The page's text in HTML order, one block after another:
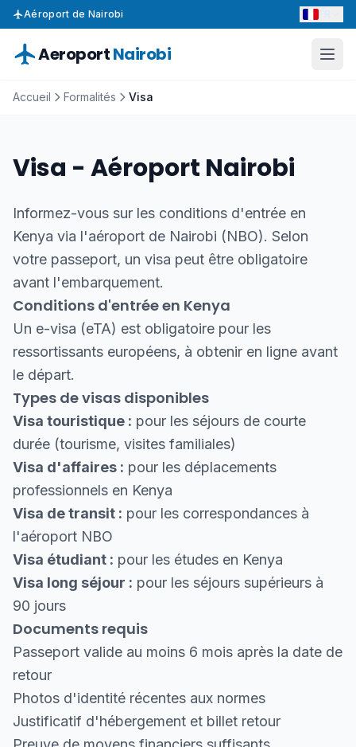
Aéroport de Nairobi
AeroportNairobi
Accueil Formalités Visa
Visa - Aéroport Nairobi
Informez-vous sur les conditions d'entrée en
Kenya via l'aéroport de Nairobi (NBO). Selon
votre passeport, un visa peut être obligatoire
avant l'embarquement.
Conditions d'entrée en Kenya
Un e-visa (eTA) est obligatoire pour les
ressortissants européens, à obtenir en ligne avant
le départ.
Types de visas disponibles
Visa touristique : pour les séjours de courte
durée (tourisme, visites familiales)
Visa d'affaires : pour les déplacements
professionnels en Kenya
Visa de transit : pour les correspondances à
l'aéroport NBO
Visa étudiant : pour les études en Kenya
Visa long séjour : pour les séjours supérieurs à
90 jours
Documents requis
Passeport valide au moins 6 mois après la date de
retour
Photos d'identité récentes aux normes
Justificatif d'hébergement et billet retour